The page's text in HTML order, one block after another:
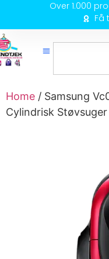
Over 1.000
Få
Home / Samsung
Cylindrisk Støvsuger